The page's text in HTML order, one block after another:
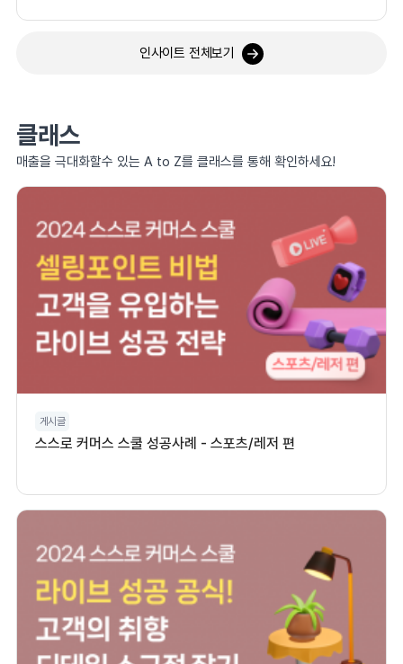
인사이트 전체보기
클래스
매출을 극대화할수 있는 A to Z를 클래스를 통해 확인하세요!
게시글
스스로 커머스 스쿨 성공사례 - 스포츠/레저 편